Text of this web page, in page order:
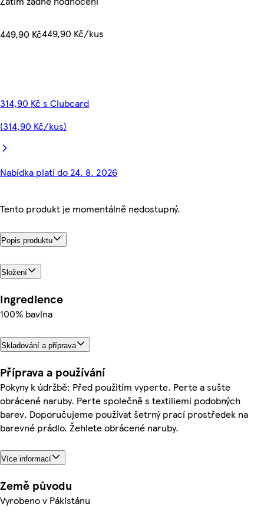
449,90 Kč449,90 Kč/kus
314,90 Kč s Clubcard
(314,90 Kč/kus)
Nabídka platí do 24. 8. 2026
Tento produkt je momentálně nedostupný.
Popis produktu
Složení
Ingredience
100% bavlna
Skladování a příprava
Příprava a používání
Pokyny k údržbě: Před použitím vyperte. Perte a sušte
obrácené naruby. Perte společně s textiliemi podobných
barev. Doporučujeme používat šetrný prací prostředek na
barevné prádlo. Žehlete obrácené naruby.
Více informací
Země původu
Vyrobeno v Pákistánu